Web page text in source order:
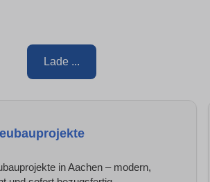
Lade ...
in Aachen – modern,